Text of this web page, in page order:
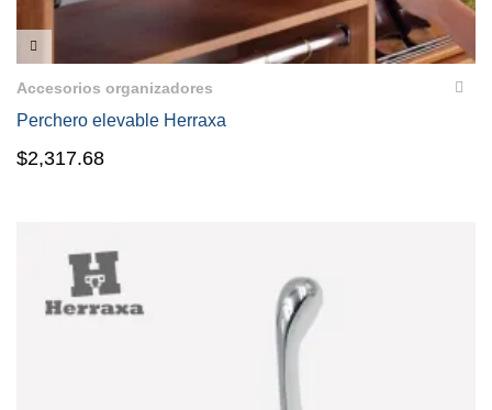
Accesorios organizadores
Perchero elevable Herraxa
$2,317.68